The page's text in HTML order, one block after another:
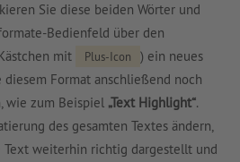
Sie diese beiden Wörter und
Bedienfeld über den
mit
Plus-Icon
) ein neues
diesem Format anschließend noch
wie zum Beispiel „Text Highlight“.
des gesamten Textes ändern,
weiterhin richtig dargestellt und